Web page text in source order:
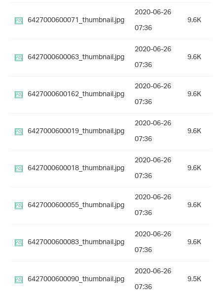
6427000600071_thumbnail.jpg
2020-06-26
07:36
9.6K
6427000600063_thumbnail.jpg
2020-06-26
07:36
9.6K
6427000600162_thumbnail.jpg
2020-06-26
07:36
9.6K
6427000600019_thumbnail.jpg
2020-06-26
07:36
9.6K
6427000600018_thumbnail.jpg
2020-06-26
07:36
9.6K
6427000600055_thumbnail.jpg
2020-06-26
07:36
9.6K
6427000600083_thumbnail.jpg
2020-06-26
07:36
9.6K
6427000600090_thumbnail.jpg
2020-06-26
07:36
9.5K